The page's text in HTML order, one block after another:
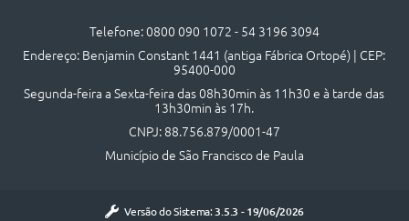
Telefone: 0800 090 1072 - 54 3196 3094
Endereço: Benjamin Constant 1441 (antiga Fábrica Ortopé) | CEP:
95400-000
Segunda-feira a Sexta-feira das 08h30min às 11h30 e à tarde das
13h30min às 17h.
CNPJ: 88.756.879/0001-47
Município de São Francisco de Paula
Versão do Sistema: 3.5.3 - 19/06/2026